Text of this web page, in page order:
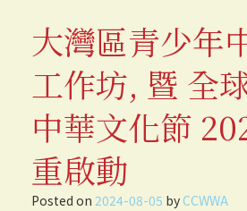
大灣區青少年
工作坊, 暨 全
中華文化節
重啟動
Posted on 2024-08-05 byCCWWA